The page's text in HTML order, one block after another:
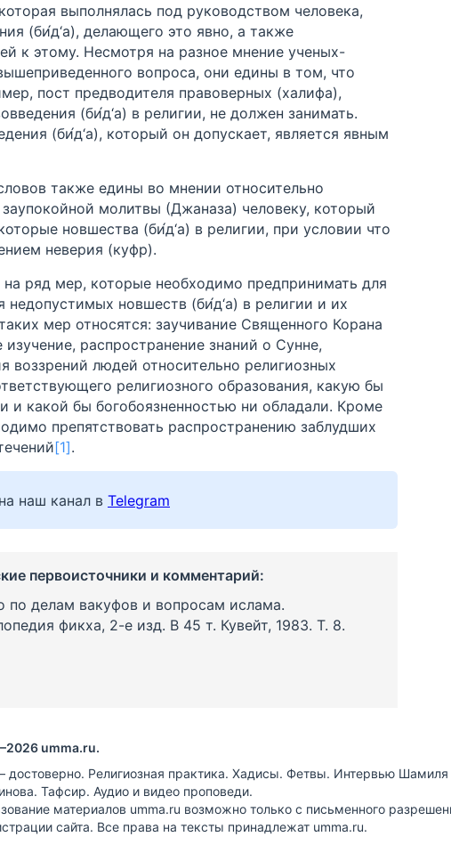
выполнялась под руководством человека,
(би́д‘а), делающего это явно, а также
к этому. Несмотря на разное мнение ученых-
вопроса, они едины в том, что
пост предводителя правоверных (халифа),
(би́д‘а) в религии, не должен занимать.
(би́д‘а), который он допускает, является явным
также едины во мнении относительно
молитвы (Джаназа) человеку, который
новшества (би́д‘а) в религии, при условии что
неверия (куфр).
ряд мер, которые необходимо предпринимать для
недопустимых новшеств (би́д‘а) в религии и их
мер относятся: заучивание Священного Корана
изучение, распространение знаний о Сунне,
воззрений людей относительно религиозных
религиозного образования, какую бы
и какой бы богобоязненностью ни обладали. Кроме
препятствовать распространению заблудших
[1].
наш канал в Telegram
первоисточники и комментарий:
по делам вакуфов и вопросам ислама.
фикха, 2-е изд. В 45 т. Кувейт, 1983. Т. 8.
2026 umma.ru.
Религиозная практика. Хадисы. Фетвы. Интервью Шамиля
Тафсир. Аудио и видео проповеди.
материалов umma.ru возможно только с письменного
сайта. Все права на тексты принадлежат umma.ru.